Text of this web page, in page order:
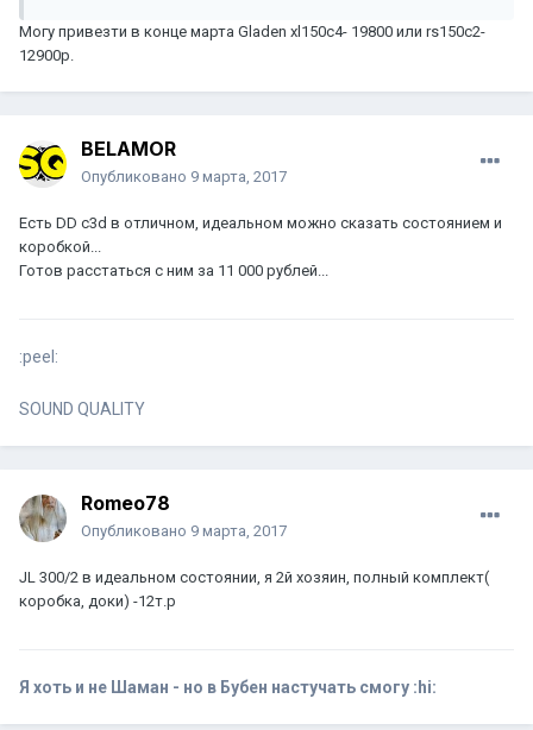
Могу привезти в конце марта Gladen xl150c4- 19800 или rs150c2-
12900р.
BELAMOR
Опубликовано 9 марта, 2017
Есть DD c3d в отличном, идеальном можно сказать состоянием и
коробкой...
Готов расстаться с ним за 11 000 рублей...
:peel:
SOUND QUALITY
Romeo78
Опубликовано 9 марта, 2017
JL 300/2 в идеальном состоянии, я 2й хозяин, полный комплект(
коробка, доки) -12т.р
Я хоть и не Шаман - но в Бубен настучать смогу :hi: